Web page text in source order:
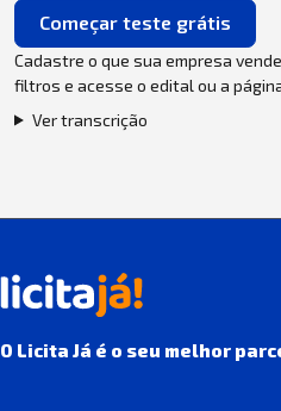
Começar teste grátis
Cadastre o que sua empresa
filtros e acesse o edital ou a
Ver transcrição
O Licita Já é o seu melhor